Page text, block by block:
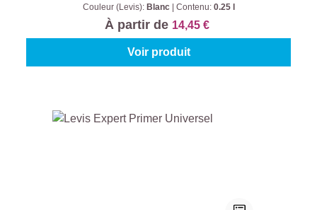
Couleur (Levis): Blanc Contenu: 0.25 l
À partir de 14,45 €
Voir produit